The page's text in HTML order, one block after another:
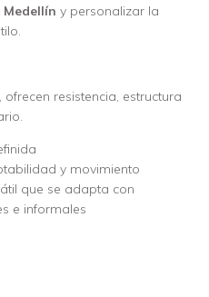
y personalizar la
, ofrecen resistencia, estructura
y movimiento
que se adapta con
e informales